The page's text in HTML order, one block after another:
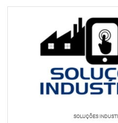
SOLUÇÕES